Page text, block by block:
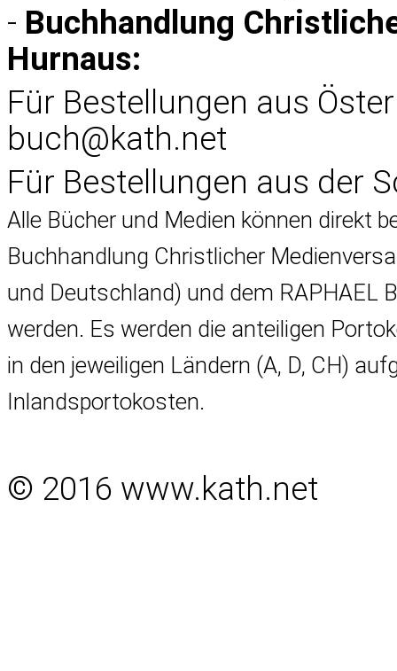
- Buchhandlung
Hurnaus:
Für Bestellungen aus
buch@kath.net
Für Bestellungen aus der
Alle Bücher und Medien können direkt
Buchhandlung Christlicher
und Deutschland) und dem RAPHAEL
werden. Es werden die anteiligen
in den jeweiligen Ländern (A, D, CH)
Inlandsportokosten.
© 2016 www.kath.net